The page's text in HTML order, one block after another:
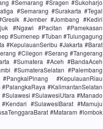
#Semarang #Sragen #Sukoharjo
#Semarang #Surakarta #Tegal
#Jember #Jombang #Kediri
#Ngawi #Pacitan #Pamekasan
#Sumenep #Tuban #Tulungagung
#KepulauanSeribu #Jakarta #Barat
#Cilegon #Serang #Tangerang
#Sumatera #Aceh #BandaAceh
#SumateraSelatan #Palembang
#KepulauanRiau
#KalimantanSelatan
#SulawesiUtara #Manado
#SulawesiBarat #Mamuju
#Mataram #lombok